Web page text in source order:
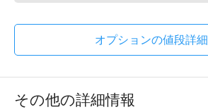
オプションの値段詳細
その他の詳細情報